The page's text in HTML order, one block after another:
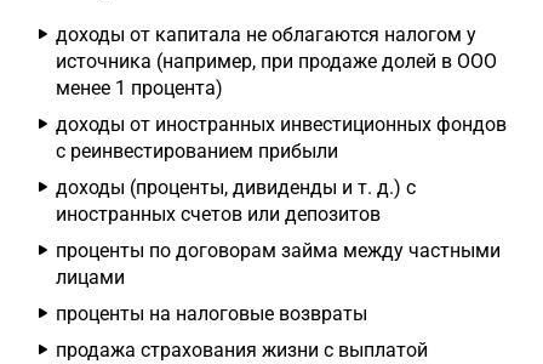
доходы от капитала не облагаются налогом у
источника (например, при продаже долей в ООО
менее 1 процента)
доходы от иностранных инвестиционных фондов
с реинвестированием прибыли
доходы (проценты, дивиденды и т. д.) с
иностранных счетов или депозитов
проценты по договорам займа между частными
лицами
проценты на налоговые возвраты
продажа страхования жизни с выплатой